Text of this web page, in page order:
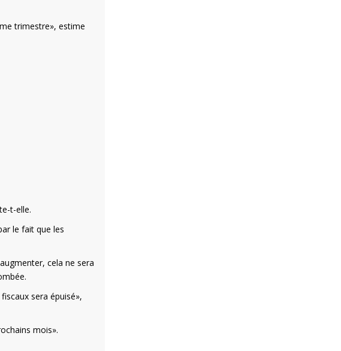
trimestre», estime
t-elle.
le fait que les
cela ne sera
sera épuisé»,
mois».